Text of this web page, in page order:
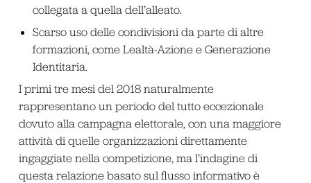
collegata a quella dell’alleato.
Scarso uso delle condivisioni da parte di altre
formazioni, come Lealtà-Azione e Generazione
Identitaria.
I primi tre mesi del 2018 naturalmente
rappresentano un periodo del tutto eccezionale
dovuto alla campagna elettorale, con una maggiore
attività di quelle organizzazioni direttamente
ingaggiate nella competizione, ma l’indagine di
questa relazione basato sul flusso informativo è